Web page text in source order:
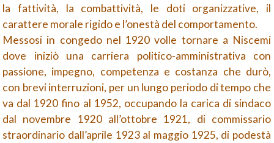
la fattività, la combattività, le doti organizzative, il
carattere morale rigido e l’onestà del comportamento.
Messosi in congedo nel 1920 volle tornare a Niscemi
dove iniziò una carriera politico-amministrativa con
passione, impegno, competenza e costanza che durò,
con brevi interruzioni, per un lungo periodo di tempo che
va dal 1920 fino al 1952, occupando la carica di sindaco
dal novembre 1920 all’ottobre 1921, di commissario
straordinario dall’aprile 1923 al maggio 1925, di podestà